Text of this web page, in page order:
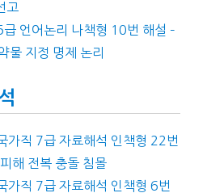
고
언어논리 나책형 10번 해설 –
물 지정 명제 논리
가직 7급 자료해석 인책형 22번
해 전복 충돌 침몰
가직 7급 자료해석 인책형 6번